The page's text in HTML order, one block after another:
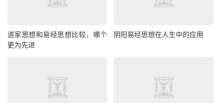
道家思想和易经思想比较，哪个
更为先进
阴阳易经思想在人生中的应用